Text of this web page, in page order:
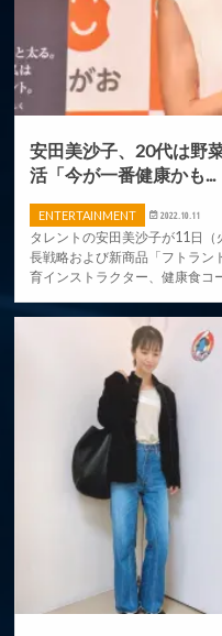
安田美沙子、20代は野
活「今が一番健康かも...
ENTERTAINMENT 2022.10.11
タレントの安田美沙子が11日
長戦略および新商品「フトラン
育インストラクター、健康食